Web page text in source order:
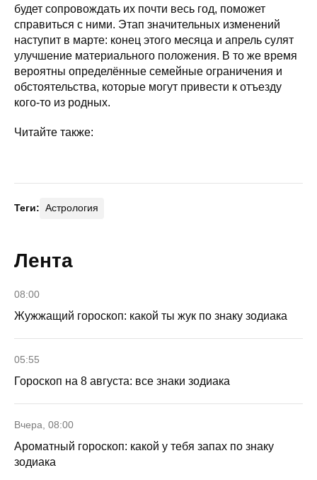
будет сопровождать их почти весь год, поможет
справиться с ними. Этап значительных изменений
наступит в марте: конец этого месяца и апрель сулят
улучшение материального положения. В то же время
вероятны определённые семейные ограничения и
обстоятельства, которые могут привести к отъезду
кого-то из родных.
Читайте также:
Теги: Астрология
Лента
08:00
Жужжащий гороскоп: какой ты жук по знаку зодиака
05:55
Гороскоп на 8 августа: все знаки зодиака
Вчера, 08:00
Ароматный гороскоп: какой у тебя запах по знаку
зодиака